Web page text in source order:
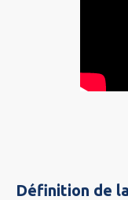
Définition de